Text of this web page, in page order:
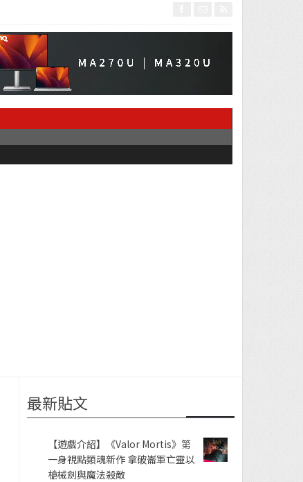
最新貼文
【遊戲介紹】《Valor Mortis》第
一身視點類魂新作 拿破崙軍亡靈以
槍械劍與魔法殺敵